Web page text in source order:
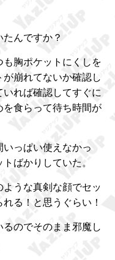
んですか？
胸ポケットにくしを
崩れてないか確認し
れば確認してすぐに
を食らって待ち時間が
いっぱい使えなかっ
ばかりしていた。
うな真剣な顔でセッ
る！と思うぐらい！
るのでそのまま邪魔し